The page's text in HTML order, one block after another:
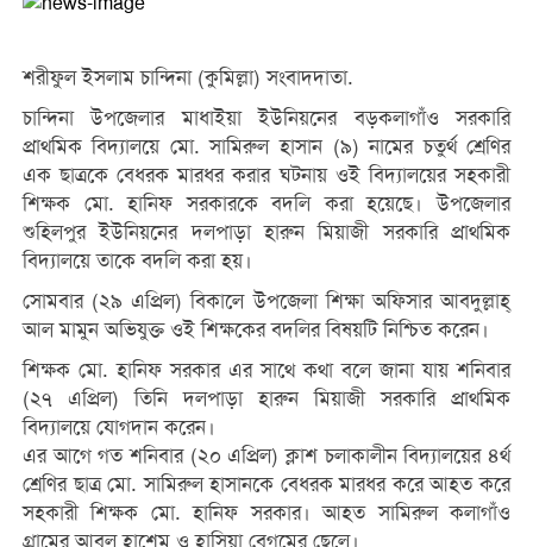
শরীফুল ইসলাম চান্দিনা (কুমিল্লা) সংবাদদাতা.
চান্দিনা উপজেলার মাধাইয়া ইউনিয়নের বড়কলাগাঁও সরকারি
প্রাথমিক বিদ্যালয়ে মো. সামিরুল হাসান (৯) নামের চতুর্থ শ্রেণির
এক ছাত্রকে বেধরক মারধর করার ঘটনায় ওই বিদ্যালয়ের সহকারী
শিক্ষক মো. হানিফ সরকারকে বদলি করা হয়েছে। উপজেলার
শুহিলপুর ইউনিয়নের দলপাড়া হারুন মিয়াজী সরকারি প্রাথমিক
বিদ্যালয়ে তাকে বদলি করা হয়।
সোমবার (২৯ এপ্রিল) বিকালে উপজেলা শিক্ষা অফিসার আবদুল্লাহ্
আল মামুন অভিযুক্ত ওই শিক্ষকের বদলির বিষয়টি নিশ্চিত করেন।
শিক্ষক মো. হানিফ সরকার এর সাথে কথা বলে জানা যায় শনিবার
(২৭ এপ্রিল) তিনি দলপাড়া হারুন মিয়াজী সরকারি প্রাথমিক
বিদ্যালয়ে যোগদান করেন।
এর আগে গত শনিবার (২০ এপ্রিল) ক্লাশ চলাকালীন বিদ্যালয়ের ৪র্থ
শ্রেণির ছাত্র মো. সামিরুল হাসানকে বেধরক মারধর করে আহত করে
সহকারী শিক্ষক মো. হানিফ সরকার। আহত সামিরুল কলাগাঁও
গ্রামের আবুল হাশেম ও হাসিয়া বেগমের ছেলে।